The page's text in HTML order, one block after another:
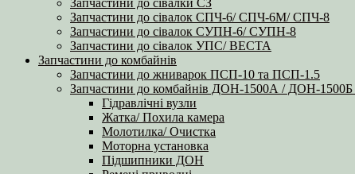
Запчастини до сівалки СЗ
Запчастини до сівалок СПЧ-6/ СПЧ-6М/ СПЧ-8
Запчастини до сівалок СУПН-6/ СУПН-8
Запчастини до сівалок УПС/ ВЕСТА
Запчастини до комбайнів
Запчастини до жниварок ПСП-10 та ПСП-1.5
Запчастини до комбайнів ДОН-1500А / ДОН-
Гідравлічні вузли
Жатка/ Похила камера
Молотилка/ Очистка
Моторна установка
Підшипники ДОН